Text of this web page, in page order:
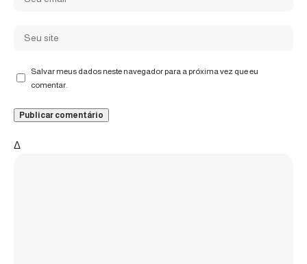
Salvar meus dados neste navegador para a próxima vez que eu
comentar.
Δ